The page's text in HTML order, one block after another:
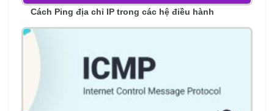
Cách Ping địa chỉ IP trong các hệ điều hành